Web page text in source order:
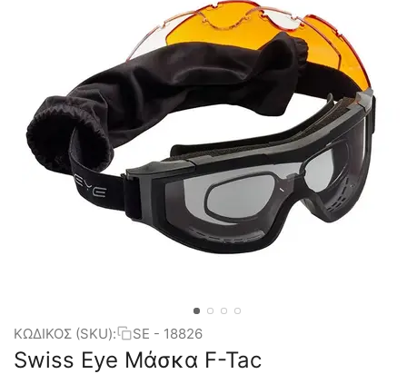
ΚΩΔΙΚΟΣ (SKU): SE - 18826
Swiss Eye Μάσκα F-Tac